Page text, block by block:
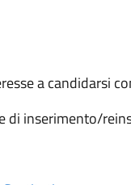
a candidarsi
di inserimento/